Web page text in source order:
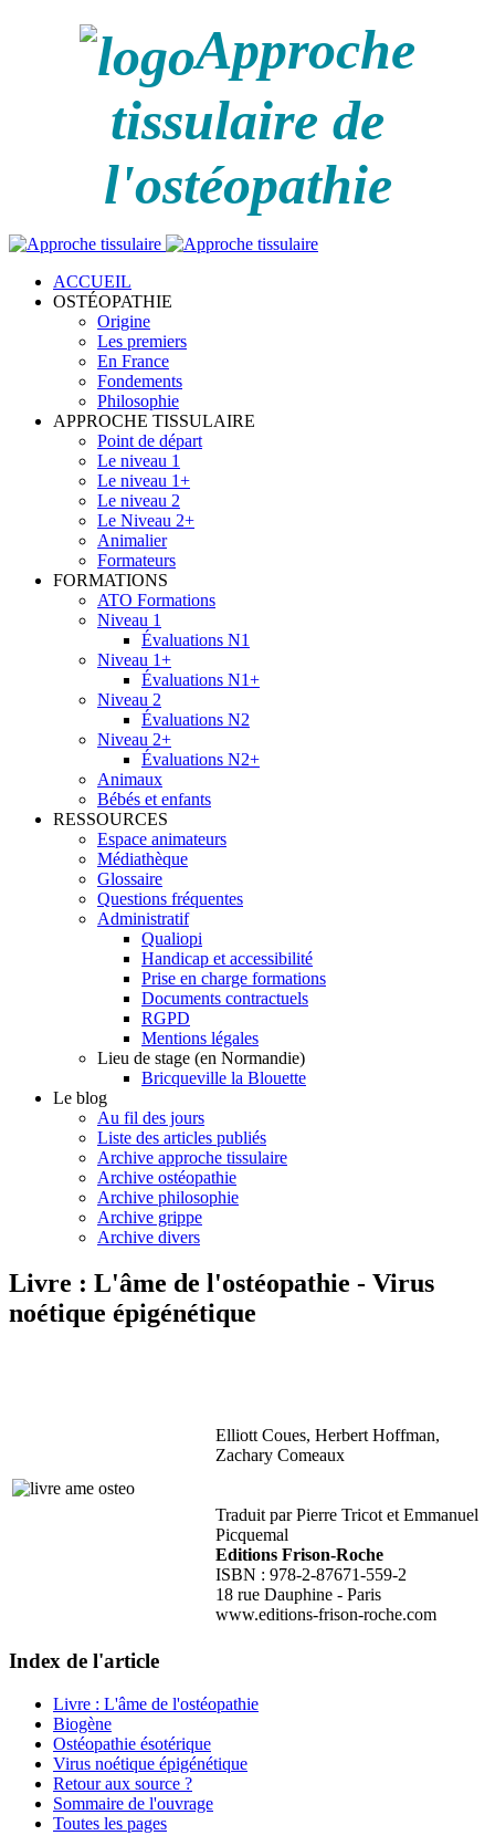
Approche
tissulaire de
l'ostéopathie
ACCUEIL
OSTÉOPATHIE
Origine
Les premiers
En France
Fondements
Philosophie
APPROCHE TISSULAIRE
Point de départ
Le niveau 1
Le niveau 1+
Le niveau 2
Le Niveau 2+
Animalier
Formateurs
FORMATIONS
ATO Formations
Niveau 1
Évaluations N1
Niveau 1+
Évaluations N1+
Niveau 2
Évaluations N2
Niveau 2+
Évaluations N2+
Animaux
Bébés et enfants
RESSOURCES
Espace animateurs
Médiathèque
Glossaire
Questions fréquentes
Administratif
Qualiopi
Handicap et accessibilité
Prise en charge formations
Documents contractuels
RGPD
Mentions légales
Lieu de stage (en Normandie)
Bricqueville la Blouette
Le blog
Au fil des jours
Liste des articles publiés
Archive approche tissulaire
Archive ostéopathie
Archive philosophie
Archive grippe
Archive divers
Livre : L'âme de l'ostéopathie - Virus
noétique épigénétique
Elliott Coues, Herbert Hoffman,
Zachary Comeaux
Traduit par Pierre Tricot et Emmanuel
Picquemal
Editions Frison-Roche
ISBN : 978-2-87671-559-2
18 rue Dauphine - Paris
www.editions-frison-roche.com
Index de l'article
Livre : L'âme de l'ostéopathie
Biogène
Ostéopathie ésotérique
Virus noétique épigénétique
Retour aux source ?
Sommaire de l'ouvrage
Toutes les pages